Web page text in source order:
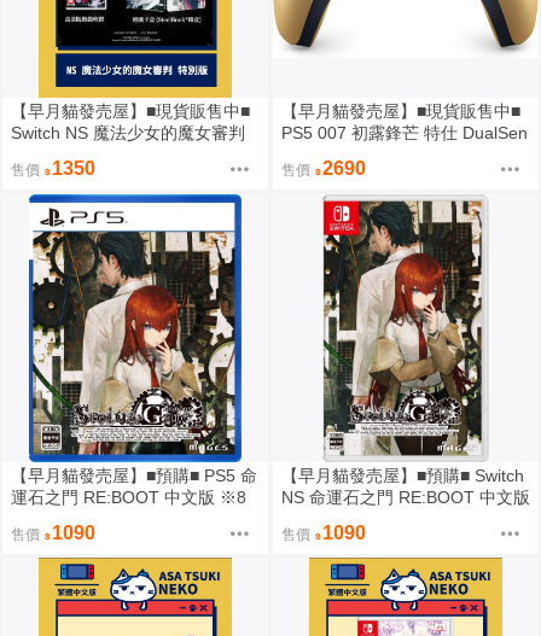
【早月貓發売屋】■現貨販售中■
Switch NS 魔法少女的魔女審判
售價 1350
【早月貓發売屋】■現貨販售中■
PS5 007 初露鋒芒 特仕 DualSen
售價 2690
【早月貓發売屋】■預購■ PS5 命
運石之門 RE:BOOT 中文版 ※8
售價 1090
【早月貓發売屋】■預購■ Switch
NS 命運石之門 RE:BOOT 中文版
售價 1090